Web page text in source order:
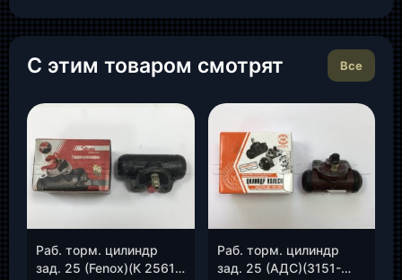
С этим товаром смотрят Все
Раб. торм. цилиндр
зад. 25 (Fenox)(К 2561
Раб. торм. цилиндр
зад. 25 (АДС)(3151-